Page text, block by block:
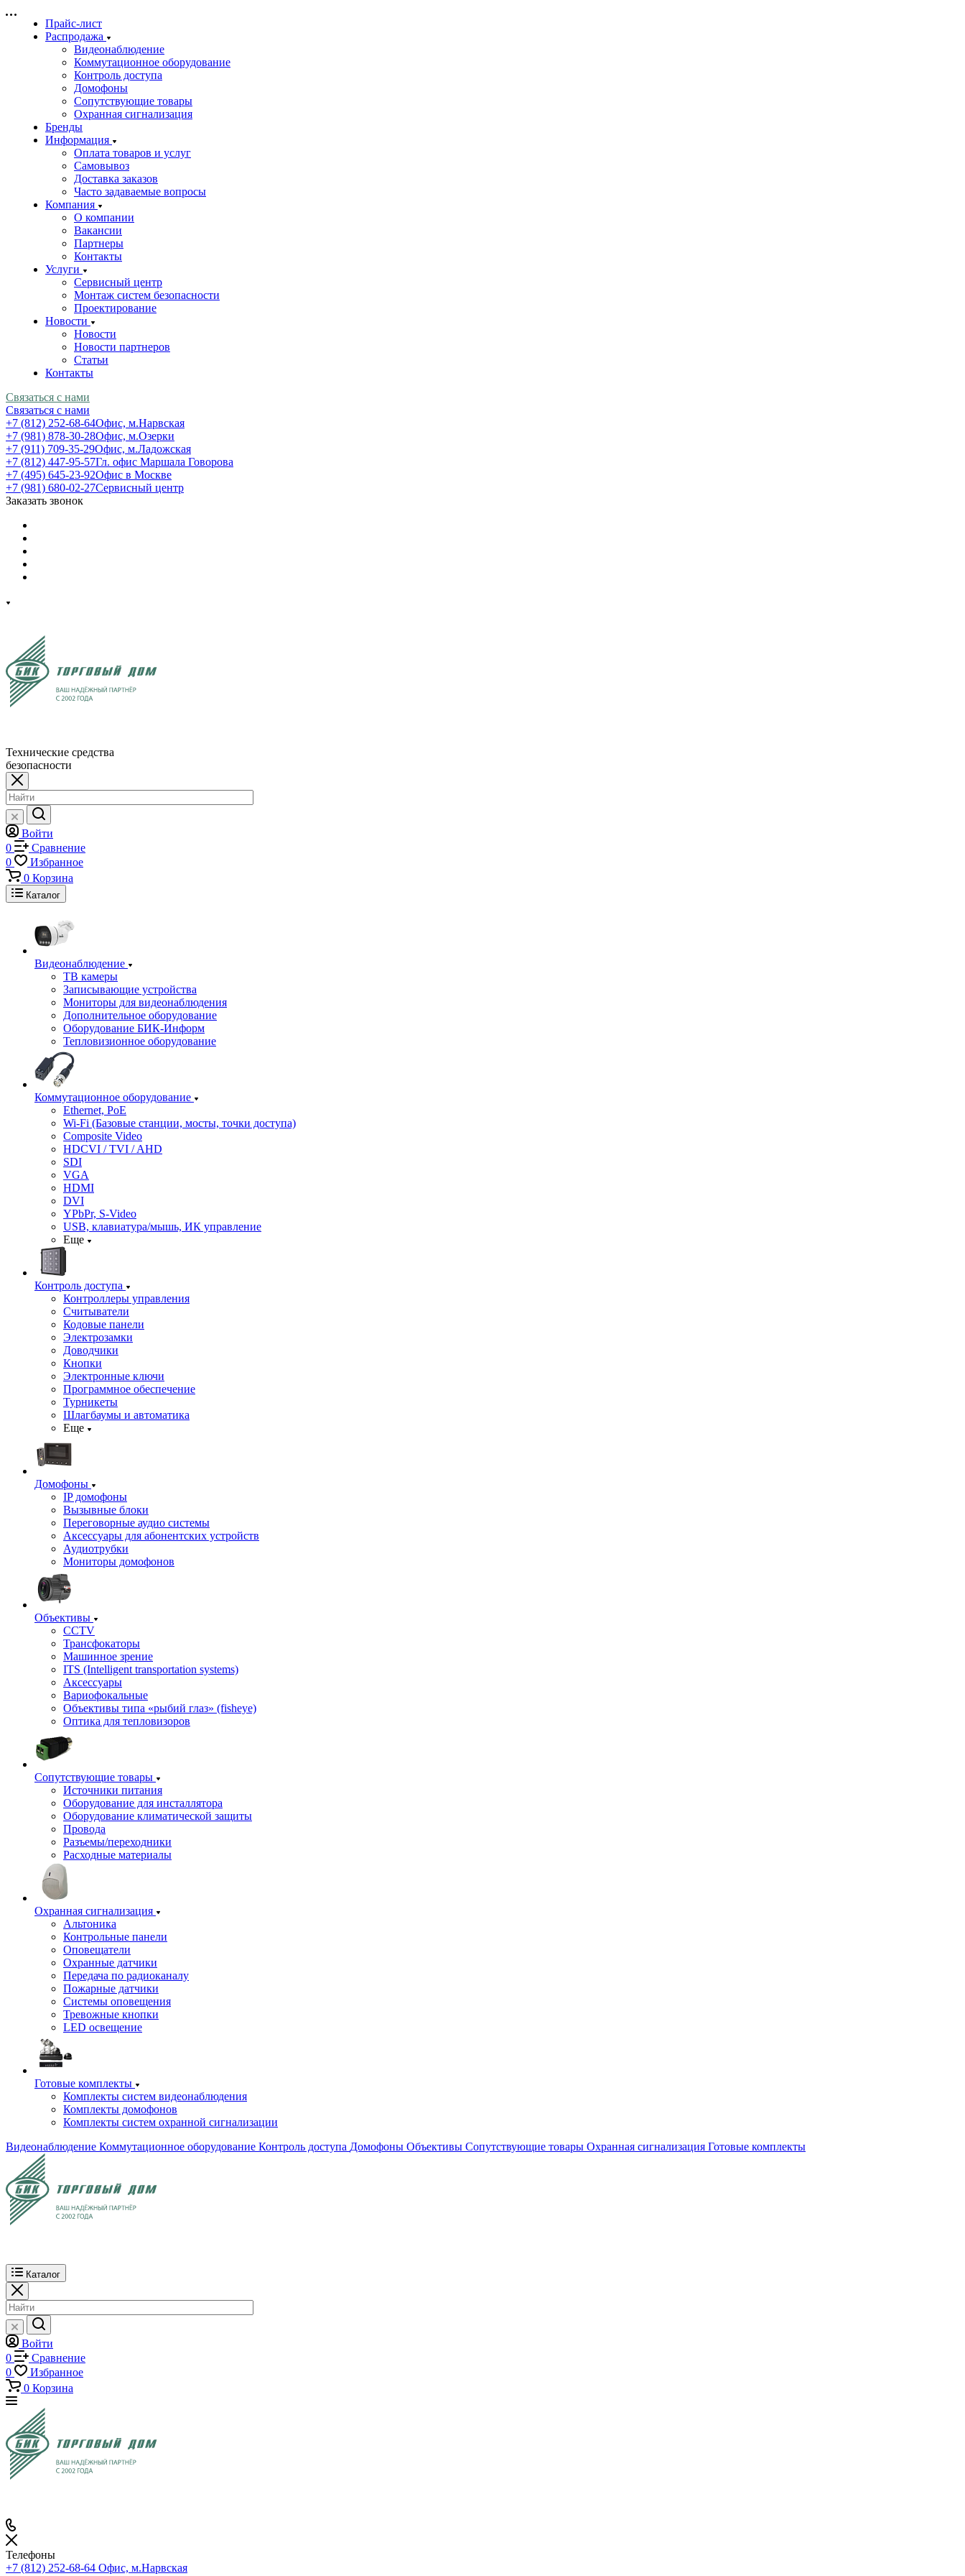
Прайс-лист
Распродажа
Видеонаблюдение
Коммутационное оборудование
Контроль доступа
Домофоны
Сопутствующие товары
Охранная сигнализация
Бренды
Информация
Оплата товаров и услуг
Самовывоз
Доставка заказов
Часто задаваемые вопросы
Компания
О компании
Вакансии
Партнеры
Контакты
Услуги
Сервисный центр
Монтаж систем безопасности
Проектирование
Новости
Новости
Новости партнеров
Статьи
Контакты
Связаться с нами
Связаться с нами
+7 (812) 252-68-64Офис, м.Нарвская
+7 (981) 878-30-28Офис, м.Озерки
+7 (911) 709-35-29Офис, м.Ладожская
+7 (812) 447-95-57Гл. офис Маршала Говорова
+7 (495) 645-23-92Офис в Москве
+7 (981) 680-02-27Сервисный центр
Заказать звонок
Технические средства
безопасности
Войти
0
Сравнение
0
Избранное
0 Корзина
Каталог
Видеонаблюдение
ТВ камеры
Записывающие устройства
Мониторы для видеонаблюдения
Дополнительное оборудование
Оборудование БИК-Информ
Тепловизионное оборудование
Коммутационное оборудование
Ethernet, PoE
Wi-Fi (Базовые станции, мосты, точки доступа)
Composite Video
HDCVI / TVI / AHD
SDI
VGA
HDMI
DVI
YPbPr, S-Video
USB, клавиатура/мышь, ИК управление
Еще
Контроль доступа
Контроллеры управления
Считыватели
Кодовые панели
Электрозамки
Доводчики
Кнопки
Электронные ключи
Программное обеспечение
Турникеты
Шлагбаумы и автоматика
Еще
Домофоны
IP домофоны
Вызывные блоки
Переговорные аудио системы
Аксессуары для абонентских устройств
Аудиотрубки
Мониторы домофонов
Объективы
CCTV
Трансфокаторы
Машинное зрение
ITS (Intelligent transportation systems)
Аксессуары
Вариофокальные
Объективы типа «рыбий глаз» (fisheye)
Оптика для тепловизоров
Сопутствующие товары
Источники питания
Оборудование для инсталлятора
Оборудование климатической защиты
Провода
Разъемы/переходники
Расходные материалы
Охранная сигнализация
Альтоника
Контрольные панели
Оповещатели
Охранные датчики
Передача по радиоканалу
Пожарные датчики
Системы оповещения
Тревожные кнопки
LED освещение
Готовые комплекты
Комплекты систем видеонаблюдения
Комплекты домофонов
Комплекты систем охранной сигнализации
Видеонаблюдение Коммутационное оборудование Контроль доступа Домофоны Объективы Сопутствующие товары Охранная сигнализация Готовые комплекты
Каталог
Войти
0
Сравнение
0
Избранное
0 Корзина
Телефоны
+7 (812) 252-68-64 Офис, м.Нарвская